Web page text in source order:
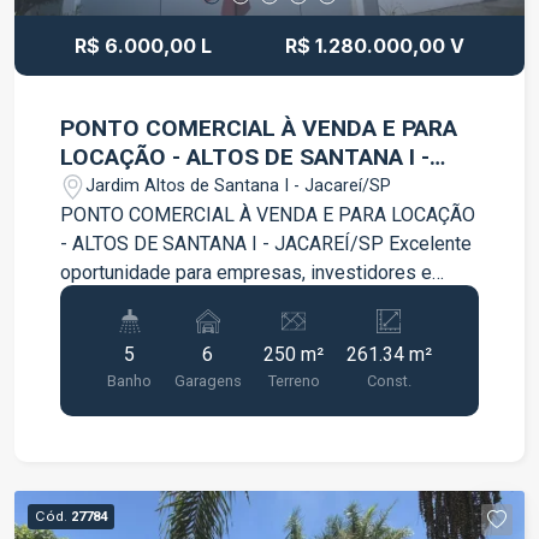
R$ 6.000,00 L R$ 1.280.000,00 V
PONTO COMERCIAL À VENDA E PARA
LOCAÇÃO - ALTOS DE SANTANA I -
JACAREÍ/SP
Jardim Altos de Santana I - Jacareí/SP
PONTO COMERCIAL À VENDA E PARA LOCAÇÃO
- ALTOS DE SANTANA I - JACAREÍ/SP Excelente
oportunidade para empresas, investidores e
empreendedores que buscam um imóvel
comercial amplo, estruturado e com localização
estratégica. Localizado em avenida de grande
movimento, com alto fluxo de pessoas e
veículos, este ponto comercial oferece excelente
lojas, prestadores de serviços e muito mais. Com
uma estrutura completa, o imóvel conta com
5
Banho
6
Garagens
250 m²
Terreno
261.34 m²
Const.
Cód. 27784